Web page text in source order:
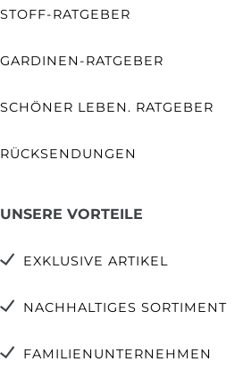
STOFF-RATGEBER
GARDINEN-RATGEBER
SCHÖNER LEBEN. RATGEBER
RÜCKSENDUNGEN
UNSERE VORTEILE
EXKLUSIVE ARTIKEL
NACHHALTIGES SORTIMENT
FAMILIENUNTERNEHMEN